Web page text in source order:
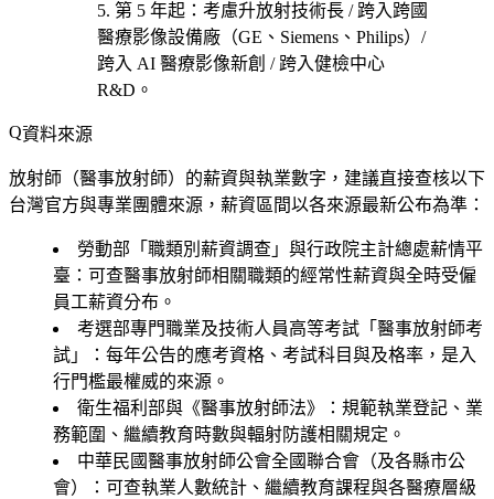
第 5 年起 ：考慮升放射技術長 / 跨入跨國
醫療影像設備廠（GE、Siemens、Philips）/
跨入 AI 醫療影像新創 / 跨入健檢中心
R&D 。
資料來源
放射師（醫事放射師）的薪資與執業數字，建議直接查核以下
台灣官方與專業團體來源，薪資區間以各來源最新公布為準：
勞動部「職類別薪資調查」與行政院主計總處薪情平
臺 ：可查醫事放射師相關職類的經常性薪資與全時受僱
員工薪資分布。
考選部專門職業及技術人員高等考試「醫事放射師考
試」
：每年公告的應考資格、考試科目與及格率，是入
行門檻最權威的來源。
衛生福利部與《醫事放射師法》
：規範執業登記、業
務範圍、繼續教育時數與輻射防護相關規定。
中華民國醫事放射師公會全國聯合會（及各縣市公
會）
：可查執業人數統計、繼續教育課程與各醫療層級